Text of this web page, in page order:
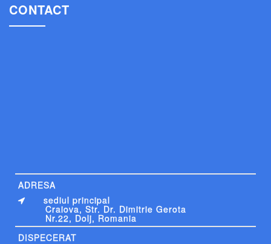
CONTACT
ADRESA
sediul principal
Craiova, Str. Dr. Dimitrie Gerota
Nr.22, Dolj, Romania
DISPECERAT